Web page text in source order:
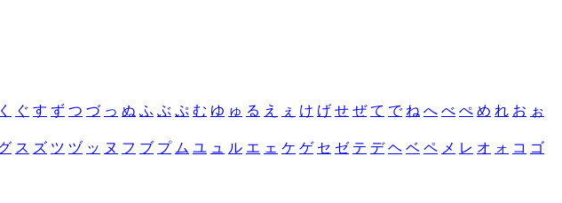
く ぐ す ず つ づ っ ぬ ふ ぶ ぷ む ゆ ゅ る え ぇ け げ せ ぜ て で ね へ べ ぺ め れ お ぉ
ス ズ ツ ヅ ッ ヌ フ ブ プ ム ユ ュ ル エ ェ ケ ゲ セ ゼ テ デ ヘ ベ ペ メ レ オ ォ コ ゴ